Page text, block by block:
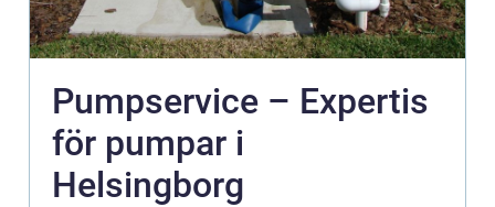
Pumpservice – Expertis
för pumpar i
Helsingborg